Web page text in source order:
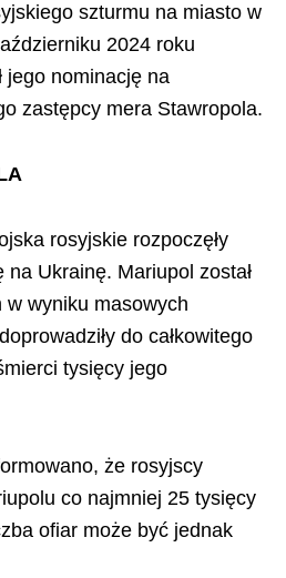
szturmu na miasto w
2024 roku
jego nominację na
zastępcy mera Stawropola.
rosyjskie rozpoczęły
na Ukrainę. Mariupol został
wyniku masowych
do całkowitego
tysięcy jego
że rosyjscy
co najmniej 25 tysięcy
ofiar może być jednak